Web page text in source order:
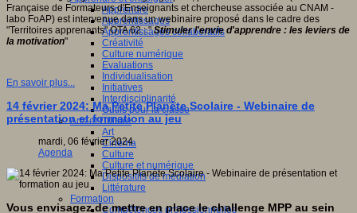
Apprendre
Apprentissages
Apprentissages collaboratifs
Créativité
Culture numérique
Evaluations
Individualisation
Initiatives
Interdisciplinarité
Outils pour la classe
Arts et Culture
Art
Cinéma
Culture
Culture et numérique
Dispositifs de médiation
Littérature
Formation
Compétences professionnelles
Française de Formateurs d'Enseignants et chercheuse associée au CNAM -
labo FoAP) est intervenue dans un webinaire proposé dans le cadre des
"Territoires apprenants" OTA 62 : "Stimuler l'envie d'apprendre : les leviers de
la motivation"
En savoir plus...
14 février 2024: Ma Petite Planète Scolaire - Webinaire de
présentation et formation au jeu
mardi, 06 février 2024
Agenda
Vous envisagez de mettre en place le challenge MPP au sein